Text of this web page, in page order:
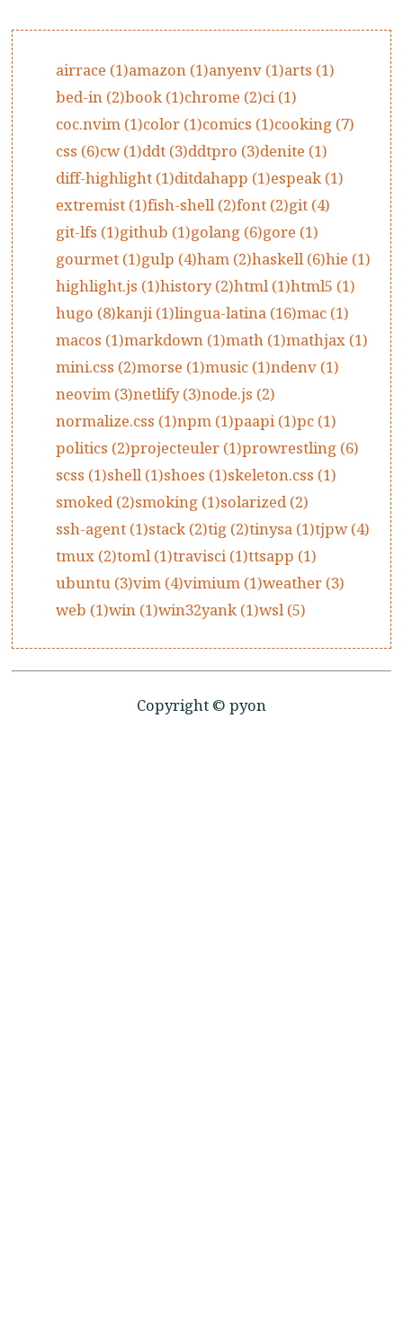
airrace (1)amazon (1)anyenv (1)arts (1)
bed-in (2)book (1)chrome (2)ci (1)
coc.nvim (1)color (1)comics (1)cooking (7)
css (6)cw (1)ddt (3)ddtpro (3)denite (1)
diff-highlight (1)ditdahapp (1)espeak (1)
extremist (1)fish-shell (2)font (2)git (4)
git-lfs (1)github (1)golang (6)gore (1)
gourmet (1)gulp (4)ham (2)haskell (6)hie (1)
highlight.js (1)history (2)html (1)html5 (1)
hugo (8)kanji (1)lingua-latina (16)mac (1)
macos (1)markdown (1)math (1)mathjax (1)
mini.css (2)morse (1)music (1)ndenv (1)
neovim (3)netlify (3)node.js (2)
normalize.css (1)npm (1)paapi (1)pc (1)
politics (2)projecteuler (1)prowrestling (6)
scss (1)shell (1)shoes (1)skeleton.css (1)
smoked (2)smoking (1)solarized (2)
ssh-agent (1)stack (2)tig (2)tinysa (1)tjpw (4)
tmux (2)toml (1)travisci (1)ttsapp (1)
ubuntu (3)vim (4)vimium (1)weather (3)
web (1)win (1)win32yank (1)wsl (5)
Copyright © pyon